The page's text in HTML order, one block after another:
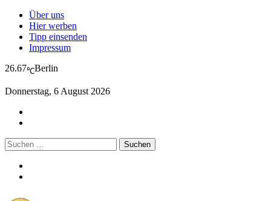
Über uns
Hier werben
Tipp einsenden
Impressum
26.67℃Berlin
Donnerstag, 6 August 2026
Suchen
nach: